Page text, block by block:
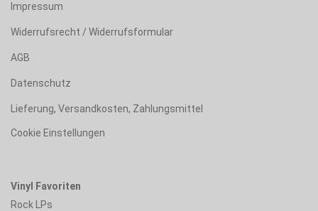
Impressum
Widerrufsrecht / Widerrufsformular
AGB
Datenschutz
Lieferung, Versandkosten, Zahlungsmittel
Cookie Einstellungen
Vinyl Favoriten
Rock LPs